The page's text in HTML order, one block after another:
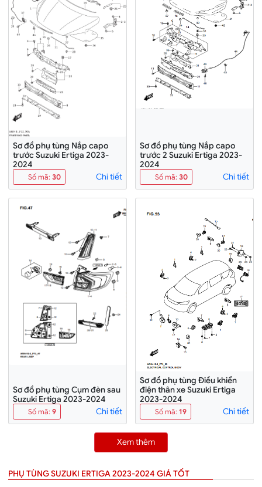
Sơ đồ phụ tùng Nắp capo
trước Suzuki Ertiga 2023-
2024
Số mã:30 Chi tiết
Sơ đồ phụ tùng Nắp capo
trước 2 Suzuki Ertiga 2023-
2024
Số mã:30 Chi tiết
Sơ đồ phụ tùng Cụm đèn sau
Suzuki Ertiga 2023-2024
Số mã:9 Chi tiết
Sơ đồ phụ tùng Điều khiển
điện thân xe Suzuki Ertiga
2023-2024
Số mã:19 Chi tiết
Xem thêm
PHỤ TÙNG SUZUKI ERTIGA 2023-2024 GIÁ TỐT